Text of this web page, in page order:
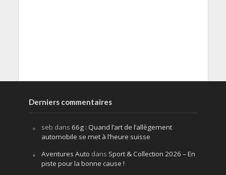
Derniers commentaires
seb dans 66g : Quand l’art de l’allègement
automobile se met à l’heure suisse
Aventures Auto dans Sport & Collection 2026 – En
piste pour la bonne cause !